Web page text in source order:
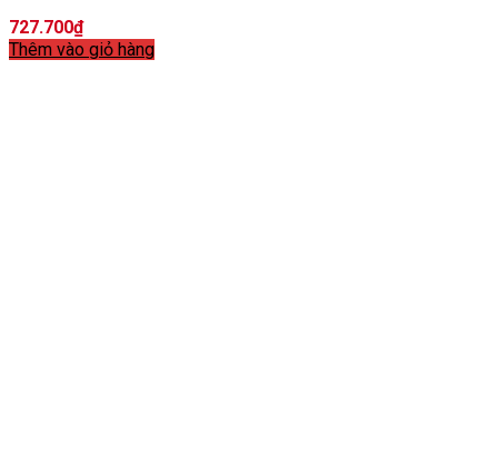
727.700₫
Thêm vào giỏ hàng